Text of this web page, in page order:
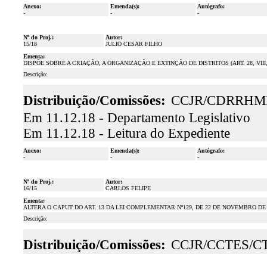
Anexo:
-
Emenda(s):
-
Autógrafo:
-
Nº do Proj.:
15/18
Autor:
JULIO CESAR FILHO
Ementa:
DISPÕE SOBRE A CRIAÇÃO, A ORGANIZAÇÃO E EXTINÇÃO DE DISTRITOS (ART. 28,
Descrição:
Distribuição/Comissões: CCJR/
Em 11.12.18 - Departamento Legislativo
Em 11.12.18 - Leitura do Expediente
Anexo:
-
Emenda(s):
-
Autógrafo:
-
Nº do Proj.:
16/15
Autor:
CARLOS FELIPE
Ementa:
ALTERA O CAPUT DO ART. 13 DA LEI COMPLEMENTAR Nº129, DE 22 DE NOVEMBRO
Descrição:
Distribuição/Comissões: CCJR/CCTES/